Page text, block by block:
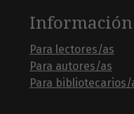
Información
Para lectores/as
Para autores/as
Para bibliotecarios/